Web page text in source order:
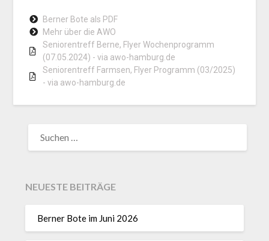
Berner Bote als PDF
Mehr über die AWO
Seniorentreff Berne, Flyer Wochenprogramm
(07.05.2024) - via awo-hamburg.de
Seniorentreff Farmsen, Flyer Programm (03/2025)
- via awo-hamburg.de
NEUESTE BEITRÄGE
Berner Bote im Juni 2026